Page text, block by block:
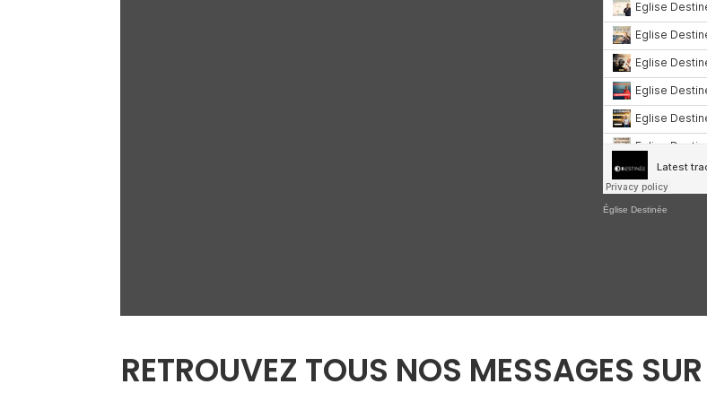
Église Destinée
RETROUVEZ TOUS NOS MESSAGES